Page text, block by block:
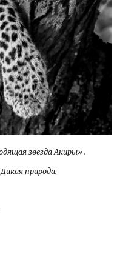
звезда Акиры».
природа.